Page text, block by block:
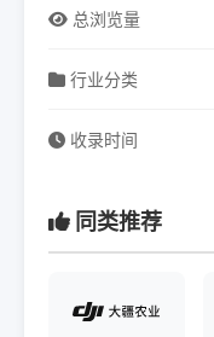
总浏览量
行业分类
收录时间
同类推荐